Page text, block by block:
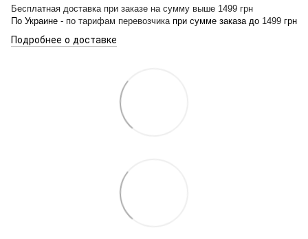
Бесплатная доставка при заказе на сумму выше 1499 грн
По Украине - по тарифам перевозчика при сумме заказа до 1499 грн
Подробнее о доставке